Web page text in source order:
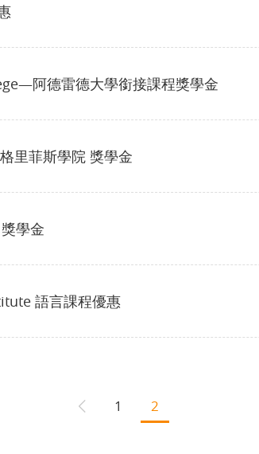
阿德雷德大學銜接課程獎學金
里菲斯學院 獎學金
學金
語言課程優惠
1 2